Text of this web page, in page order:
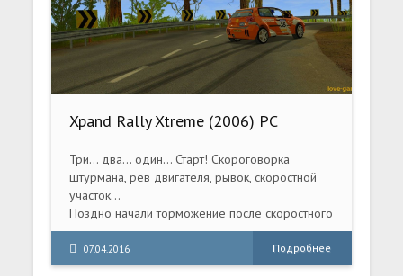
Xpand Rally Xtreme (2006) PC
Три… два… один… Старт! Скороговорка
штурмана, рев двигателя, рывок, скоростной
участок…
Поздно начали торможение после скоростного
участка перед крутым поворотом? Почти
вылетели, но чудом удалось удержаться на
трассе? Чувствуете всплеск адреналина? Не
07.04.2016 Подробнее